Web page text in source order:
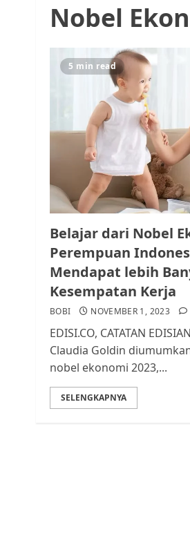
Nobel
5 min read
Belajar dari Nobel
Perempuan
Mendapat lebih
Kesempatan Kerja
BOBI NOVEMBER 1, 2023
EDISI.CO, CATATAN
Claudia Goldin
nobel ekonomi 2023,...
SELENGKAPNYA